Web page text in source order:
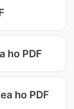
ho PDF
ho PDF